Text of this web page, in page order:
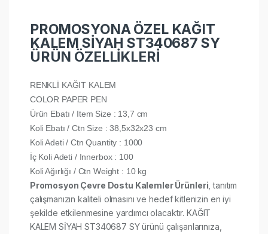
PROMOSYONA ÖZEL KAĞIT
KALEM SİYAH ST340687 SY
ÜRÜN ÖZELLİKLERİ
RENKLİ KAĞIT KALEM
COLOR PAPER PEN
Ürün Ebatı / Item Size : 13,7 cm
Koli Ebatı / Ctn Size : 38,5x32x23 cm
Koli Adeti / Ctn Quantity : 1000
İç Koli Adeti / Innerbox : 100
Koli Ağırlığı / Ctn Weight : 10 kg
Promosyon Çevre Dostu Kalemler Ürünleri , tanıtım
çalışmanızın kaliteli olmasını ve hedef kitlenizin en iyi
şekilde etkilenmesine yardımcı olacaktır. KAĞIT
KALEM SİYAH ST340687 SY ürünü çalışanlarınıza,